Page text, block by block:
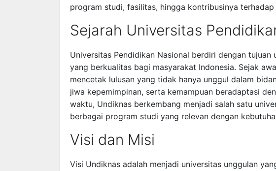
program studi, fasilitas, hingga kontribusinya
Sejarah Universitas
Universitas Pendidikan Nasional berdiri dengan
yang berkualitas bagi masyarakat Indonesia. Sejak
mencetak lulusan yang tidak hanya unggul dalam
jiwa kepemimpinan, serta kemampuan beradaptasi
waktu, Undiknas berkembang menjadi salah satu
berbagai program studi yang relevan dengan
Visi dan Misi
Visi Undiknas adalah menjadi universitas unggulan